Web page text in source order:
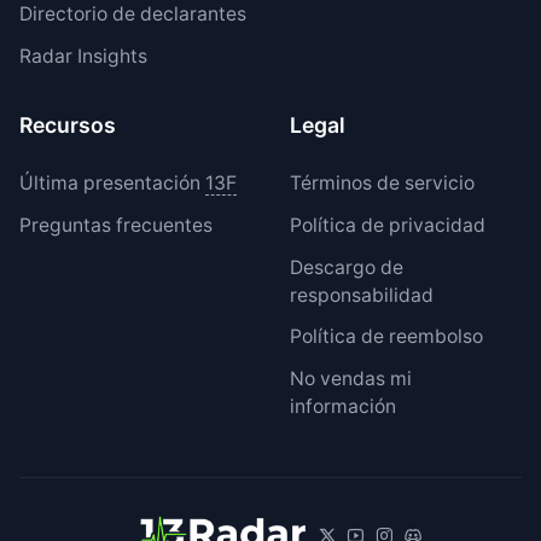
Directorio de declarantes
Radar Insights
Recursos
Última presentación 13F
Preguntas frecuentes
Legal
Términos de servicio
Política de privacidad
Descargo de
responsabilidad
Política de reembolso
No vendas mi
información